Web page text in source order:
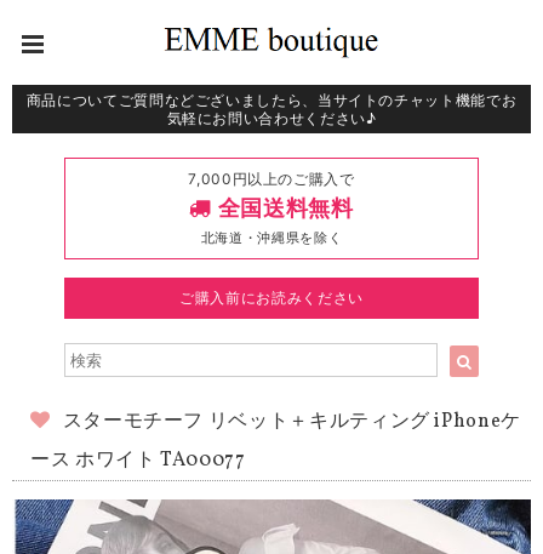
商品についてご質問などございましたら、当サイトのチャット機能でお
気軽にお問い合わせください♪
7,000円以上のご購入で
全国送料無料
北海道・沖縄県を除く
ご購入前にお読みください
スターモチーフ リベット＋キルティング iPhoneケ
ース ホワイト TA00077